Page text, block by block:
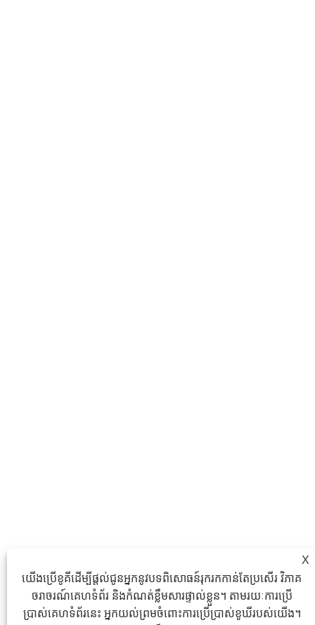
X
យើងប្រើខូគីដើម្បីផ្តល់ជូនអ្នកនូវបទពិសោធន៍រុករកកាន់តែប្រសើរ វិភាគ
ចរាចរណ៍គេហទំព័រ និងកំណត់ខ្លឹមសារផ្ទាល់ខ្លួន។ តាមរយៈការប្រើ
ប្រាស់គេហទំព័រនេះ អ្នកយល់ព្រមចំពោះការប្រើប្រាស់ខូឃីរបស់យើង។